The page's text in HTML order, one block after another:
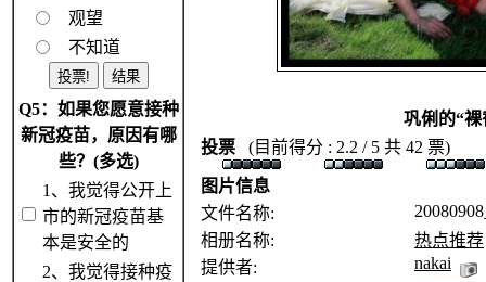
观望
不知道
Q5：如果您愿意接种
新冠疫苗，原因有哪
些？(多选)
1、我觉得公开上
市的新冠疫苗基
本是安全的
2、我觉得接种疫
巩俐的“
投票
(目前得分 : 2.2 / 5 共 42 票)
图片信息
文件名称:
相册名称:
热点推荐
提供者:
nakai